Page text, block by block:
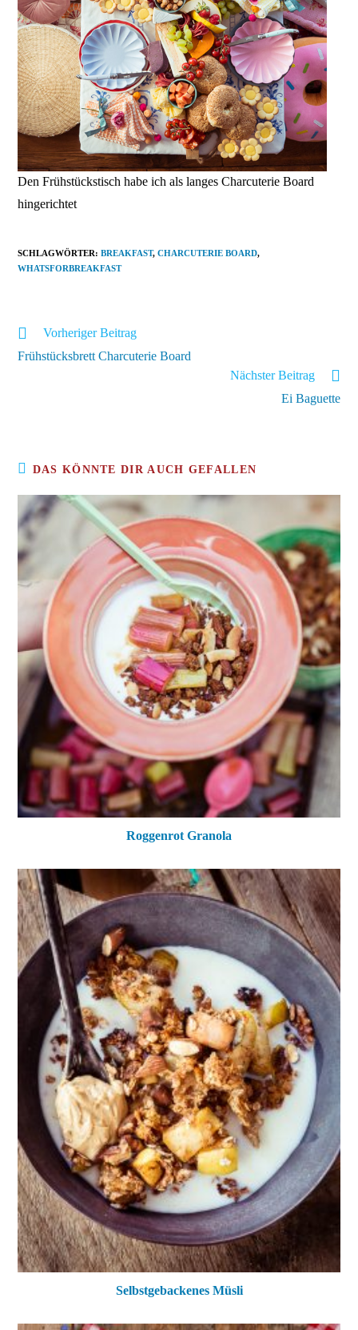
Den Frühstückstisch habe ich als langes Charcuterie Board
hingerichtet
SCHLAGWÖRTER:BREAKFAST, CHARCUTERIE BOARD,
WHATSFORBREAKFAST
Weitere
ansehen
Vorheriger Beitrag
Frühstücksbrett Charcuterie Board
Nächster Beitrag
Ei Baguette
DAS KÖNNTE DIR AUCH GEFALLEN
Roggenrot Granola
Selbstgebackenes Müsli